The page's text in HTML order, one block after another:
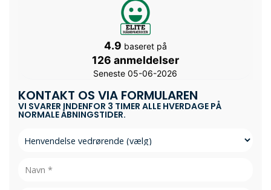
4.9 baseret på
126 anmeldelser
Seneste 05-06-2026
KONTAKT OS VIA FORMULAREN
VI SVARER INDENFOR 3 TIMER ALLE HVERDAGE PÅ
NORMALE ÅBNINGSTIDER.
Emne
Personlig